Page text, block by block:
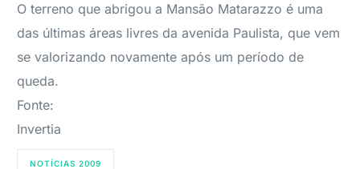
O terreno que abrigou a Mansão Matarazzo é uma
das últimas áreas livres da avenida Paulista, que vem
se valorizando novamente após um período de
queda.
Fonte:
Invertia
NOTÍCIAS 2009